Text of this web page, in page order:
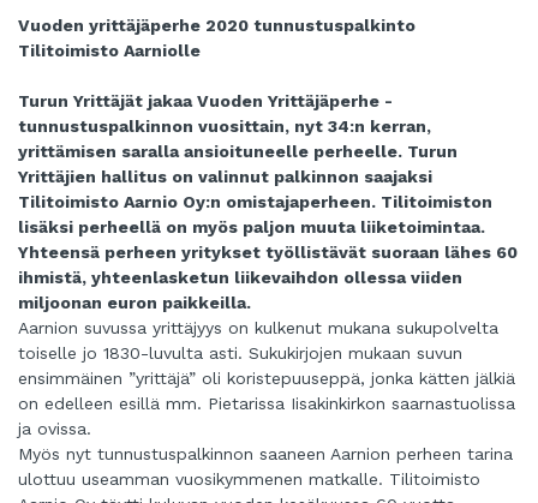
Vuoden yrittäjäperhe 2020 tunnustuspalkinto
Tilitoimisto Aarniolle
Turun Yrittäjät jakaa Vuoden Yrittäjäperhe -
tunnustuspalkinnon vuosittain, nyt 34:n kerran,
yrittämisen saralla ansioituneelle perheelle. Turun
Yrittäjien hallitus on valinnut palkinnon saajaksi
Tilitoimisto Aarnio Oy:n omistajaperheen. Tilitoimiston
lisäksi perheellä on myös paljon muuta liiketoimintaa.
Yhteensä perheen yritykset työllistävät suoraan lähes 60
ihmistä, yhteenlasketun liikevaihdon ollessa viiden
miljoonan euron paikkeilla.
Aarnion suvussa yrittäjyys on kulkenut mukana sukupolvelta
toiselle jo 1830-luvulta asti. Sukukirjojen mukaan suvun
ensimmäinen ”yrittäjä” oli koristepuuseppä, jonka kätten jälkiä
on edelleen esillä mm. Pietarissa Iisakinkirkon saarnastuolissa
ja ovissa.
Myös nyt tunnustuspalkinnon saaneen Aarnion perheen tarina
ulottuu useamman vuosikymmenen matkalle. Tilitoimisto